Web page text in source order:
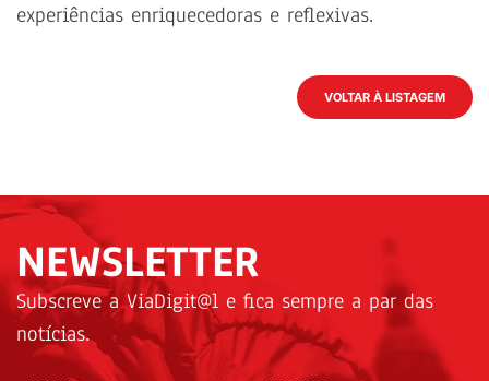
experiências enriquecedoras e reflexivas.
VOLTAR À LISTAGEM
NEWSLETTER
Subscreve a ViaDigit@l e fica sempre a par das
notícias.